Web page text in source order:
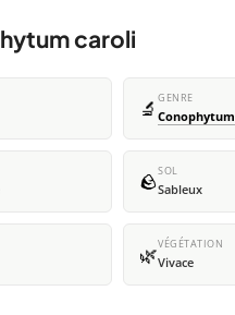
caroli
🔬 GENRE
Conophytum
🪨SOL
Sableux
🌿VÉGÉTATION
Vivace